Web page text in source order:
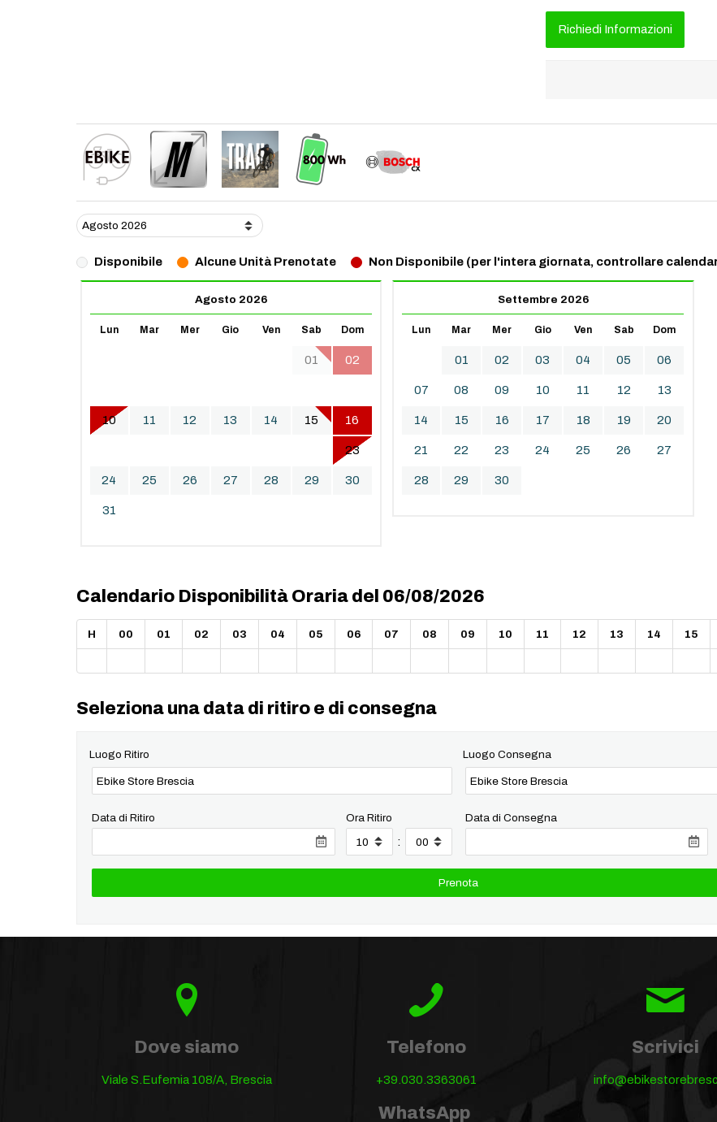
Richiedi Informazioni
Disponibile Alcune Unità Prenotate Non Disponibile (per l'intera giornata, controllare
Agosto 2026
Lun Mar Mer Gio Ven Sab Dom
01 02
10 11 12 13 14 15 16
23
24 25 26 27 28 29 30
31
Settembre 2026
Lun Mar Mer Gio Ven Sab Dom
01 02 03 04 05 06
07 08 09 10 11 12 13
14 15 16 17 18 19 20
21 22 23 24 25 26 27
28 29 30
Calendario Disponibilità Oraria del 06/08/2026
H 00 01 02 03 04 05 06 07 08 09 10 11 12 13 14 15
Seleziona una data di ritiro e di consegna
Luogo Ritiro Luogo Consegna
Data di Ritiro Ora Ritiro
:
Data di Consegna
Dove siamo
Viale S.Eufemia 108/A, Brescia
Telefono
+39.030.3363061
WhatsApp
Scrivici